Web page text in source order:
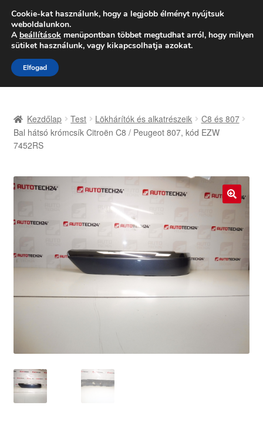
SZÁLLÍTÁS 2618 Ft-tól
Hétfő-Péntek 9:00–16:0006 80 088 054
Ugrás
a
navigációhoz
Kilépés
a
tartalomba
Adatvédelmi irányelvek
Kapcsolatba lépni
Kifizetések
Panasz
Panaszkezelési szabályzat
Saját fiókom
Kezdőlap Test Lökhárítók és alkatrészeik
C8 és 807
Bal hátsó krómcsík Citroën C8 / Peugeot 807, kód EZW
7452RS
Cookie-kat használunk, hogy a legjobb élményt nyújtsuk
weboldalunkon.
A beállítások menüpontban többet megtudhat arról, hogy milyen
sütiket használunk, vagy kikapcsolhatja azokat.
Elfogad